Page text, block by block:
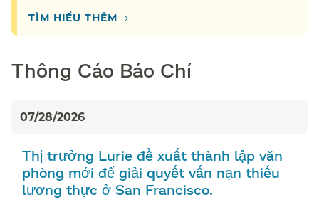
TÌM HIỂU THÊM​​ ›
Thông Cáo Báo Chí​​
07/28/2026
Thị trưởng Lurie đề xuất thành lập văn
phòng mới để giải quyết vấn nạn thiếu
lương thực ở San Francisco.​​